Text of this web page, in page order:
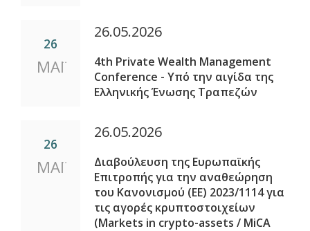
26
ΜΑΪ
26.05.2026
4th Private Wealth Management
Conference - Υπό την αιγίδα της
Ελληνικής Ένωσης Τραπεζών
26
ΜΑΪ
26.05.2026
Διαβούλευση της Ευρωπαϊκής
Επιτροπής για την αναθεώρηση
του Κανονισμού (ΕΕ) 2023/1114 για
τις αγορές κρυπτοστοιχείων
(Markets in crypto-assets / MiCA